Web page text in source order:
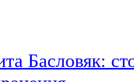
Басловяк: